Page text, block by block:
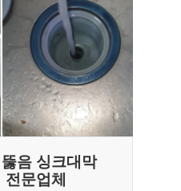
음 싱크대막
전문업체